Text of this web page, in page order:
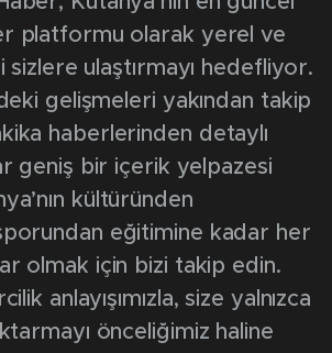
platformu olarak yerel ve
sizlere ulaştırmayı hedefliyor.
gelişmeleri yakından takip
haberlerinden detaylı
geniş bir içerik yelpazesi
kültüründen
eğitimine kadar her
olmak için bizi takip edin.
anlayışımızla, size yalnızca
önceliğimiz haline